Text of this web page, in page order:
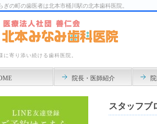
ぎの町の歯医者は北本市桶川駅の北本歯科医院。
に寄り添い続ける歯科医院。
院長・医師紹介
スタッフブ